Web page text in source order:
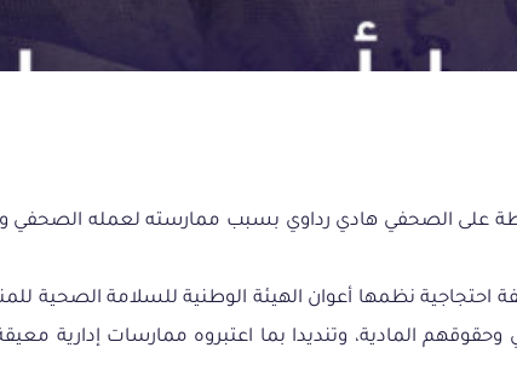
على الصحفي هادي رداوي بسبب ممارسته لعمله الصحفي
احتجاجية نظمها أعوان الهيئة الوطنية للسلامة الصحية
المادية، وتنديدا بما اعتبروه ممارسات إدارية